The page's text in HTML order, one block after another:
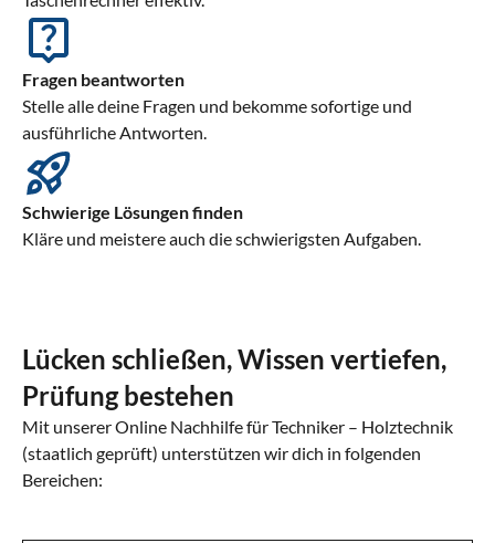
Fragen beantworten
Stelle alle deine Fragen und bekomme sofortige und
ausführliche Antworten.
Schwierige Lösungen finden
Kläre und meistere auch die schwierigsten Aufgaben.
Lücken schließen, Wissen vertiefen,
Prüfung bestehen
Mit unserer Online Nachhilfe für Techniker – Holztechnik
(staatlich geprüft) unterstützen wir dich in folgenden
Bereichen: